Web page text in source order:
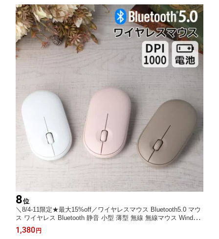
8位
＼8/4-11限定★最大15%off／ワイヤレスマウス Bluetooth5.0 マウ
ス ワイヤレス Bluetooth 静音 小型 薄型 無線 無線マウス Window
s mac タブレット iPad スマホ android iPad iPhone 電池式 軽量
コンパクト 可愛い ピンク モカ ナチュラル ニュアンス
1,380 円